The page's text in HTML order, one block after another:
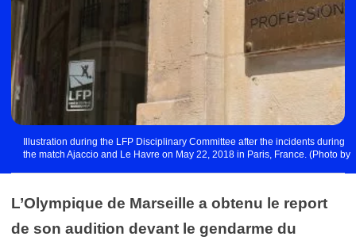
Illustration during the LFP Disciplinary Committee after the incidents during
the match Ajaccio and Le Havre on May 22, 2018 in Paris, France. (Photo by
L’Olympique de Marseille a obtenu le report
de son audition devant le gendarme du